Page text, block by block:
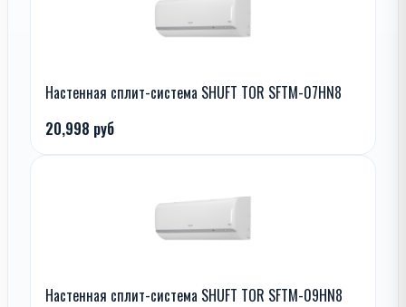
Настенная сплит-система SHUFT TOR SFTM-07HN8
20,998 руб
Настенная сплит-система SHUFT TOR SFTM-09HN8